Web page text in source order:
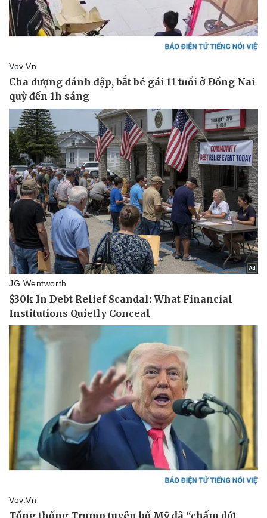
Doanh nghiệp
Thông tin doanh nghiệp
Doanh nghiệp 24h
Doanh nhân
Vì cộng đồng
Công nghệ
Trải nghiệm
Chuyển đổi số